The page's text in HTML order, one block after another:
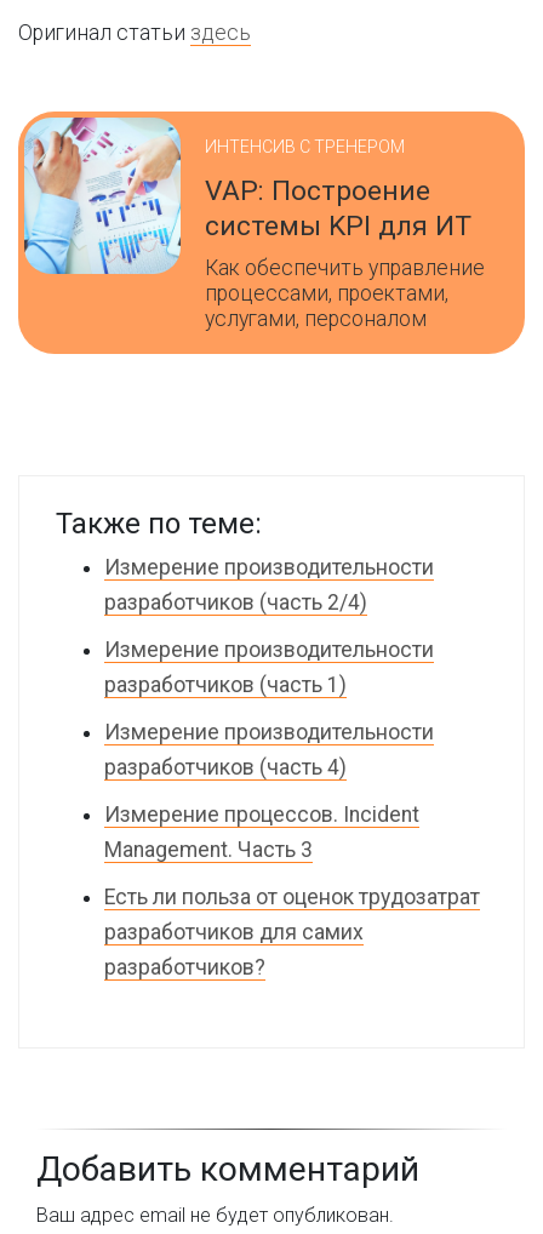
Оригинал статьи здесь
ИНТЕНСИВ С ТРЕНЕРОМ
VAP: Построение
системы KPI для ИТ
Как обеспечить управление
процессами, проектами,
услугами, персоналом
Также по теме:
Измерение производительности
разработчиков (часть 2/4)
Измерение производительности
разработчиков (часть 1)
Измерение производительности
разработчиков (часть 4)
Измерение процессов. Incident
Management. Часть 3
Есть ли польза от оценок трудозатрат
разработчиков для самих
разработчиков?
Добавить комментарий
Ваш адрес email не будет опубликован.